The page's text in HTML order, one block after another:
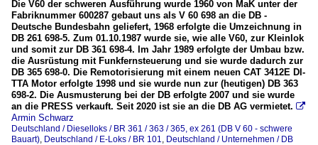
Die V60 der schweren Ausführung wurde 1960 von MaK unter der
Fabriknummer 600287 gebaut uns als V 60 698 an die DB -
Deutsche Bundesbahn geliefert, 1968 erfolgte die Umzeichnung in
DB 261 698-5. Zum 01.10.1987 wurde sie, wie alle V60, zur Kleinlok
und somit zur DB 361 698-4. Im Jahr 1989 erfolgte der Umbau bzw.
die Ausrüstung mit Funkfernsteuerung und sie wurde dadurch zur
DB 365 698-0. Die Remotorisierung mit einem neuen CAT 3412E DI-
TTA Motor erfolgte 1998 und sie wurde nun zur (heutigen) DB 363
698-2. Die Ausmusterung bei der DB erfolgte 2007 und sie wurde
an die PRESS verkauft. Seit 2020 ist sie an die DB AG vermietet. 
Armin Schwarz
Deutschland / Dieselloks / BR 361 / 363 / 365, ex 261 (DB V 60 - schwere
Bauart) Deutschland / E-Loks / BR 101
Deutschland / Unternehmen / DB